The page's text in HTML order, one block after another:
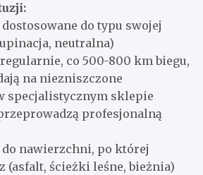
do typu swojej
neutralna)
co 500-800 km biegu,
na niezniszczone
specjalistycznym sklepie
profesjonalną
do nawierzchni, po której
(asfalt, ścieżki leśne, bieżnia)